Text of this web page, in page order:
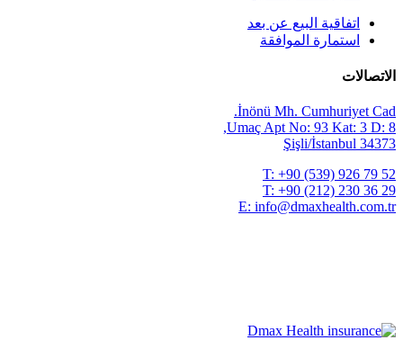
اتفاقية البيع عن بعد
استمارة الموافقة
الاتصالات
İnönü Mh. Cumhuriyet Cad.
Umaç Apt No: 93 Kat: 3 D: 8,
34373 Şişli/İstanbul
T: +90 (539) 926 79 52
T: +90 (212) 230 36 29
E: info@dmaxhealth.com.tr